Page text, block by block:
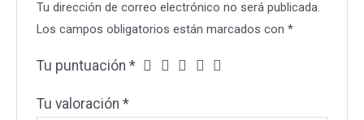
Tu dirección de correo electrónico no será publicada.
Los campos obligatorios están marcados con*
Tu puntuación*
Tu valoración*